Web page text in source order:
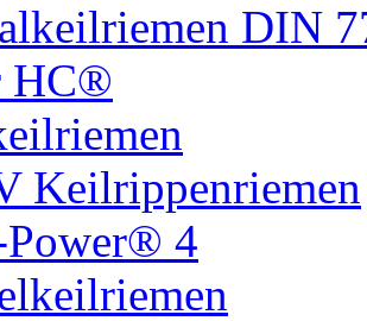
DIN
HC®
Keilrippenriemen
Power® 4